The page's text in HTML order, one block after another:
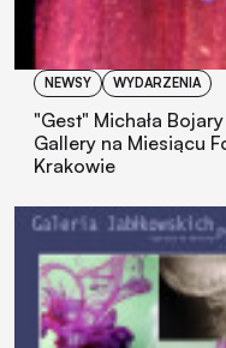
NEWSY WYDARZENIA
"Gest" Michała
Gallery na Miesiącu
Krakowie